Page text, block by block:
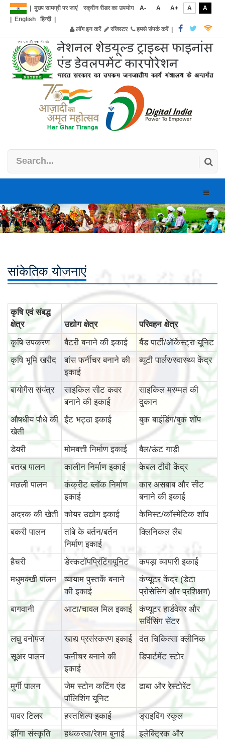
मुख्य सामग्री पर जाएं स्क्रीन रीडर का उपयोग A- A A+ A
A
English हिन्दी|
लॉग इन करें
रजिस्टर हमसे संपर्क करें|
Toggle
सांकेतिक योजनाएं
कृषि एवं संबद्ध
क्षेत्र
उद्योग क्षेत्र
परिवहन क्षेत्र
कृषि उपकरण
बैटरी बनाने की इकाई
बैंड पार्टी/ऑर्केस्ट्रा यूनिट
कृषि भूमि खरीद
बांस फर्नीचर बनाने की
इकाई
ब्यूटी पार्लर/स्वास्थ्य केंद्र
बायोगैस संयंत्र
साइकिल सीट कवर
बनाने की इकाई
साइकिल मरम्मत की
दुकान
औषधीय पौधे की
खेती
ईंट भट्ठा इकाई बुक बाइंडिंग/बुक शॉप
डेयरी मोमबत्ती निर्माण इकाई
बैल/ऊंट गाड़ी
बतख पालन
कालीन निर्माण इकाई
केबल टीवी केंद्र
मछली पालन
कंक्रीट ब्लॉक निर्माण
इकाई
कार असबाब और सीट
बनाने की इकाई
अदरक की खेती
कोयर उद्योग इकाई
केमिस्ट/कॉस्मेटिक शॉप
बकरी पालन
तांबे के बर्तन/बर्तन
निर्माण इकाई
क्लिनिकल लैब
हैचरी डेस्कटॉपप्रिंटिंगयूनिट
कपड़ा व्यापारी इकाई
मधुमक्खी पालन
व्यायाम पुस्तकें बनाने
की इकाई
कंप्यूटर केंद्र (डेटा
प्रोसेसिंग और प्रशिक्षण)
बागवानी
आटा/चावल मिल इकाई
कंप्यूटर हार्डवेयर और
सर्विसिंग सेंटर
लघु वनोपज
खाद्य प्रसंस्करण इकाई
दंत चिकित्सा क्लीनिक
सूअर पालन
फर्नीचर बनाने की
इकाई
डिपार्टमेंट स्टोर
मुर्गी पालन
जेम स्टोन कटिंग एंड
पॉलिशिंग यूनिट
ढाबा और रेस्टोरेंट
पावर टिलर हस्तशिल्प इकाई
ड्राइविंग स्कूल
झींगा संस्कृति
हथकरघा/रेशम बुनाई
इलेक्ट्रिक और